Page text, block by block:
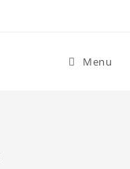
Menu